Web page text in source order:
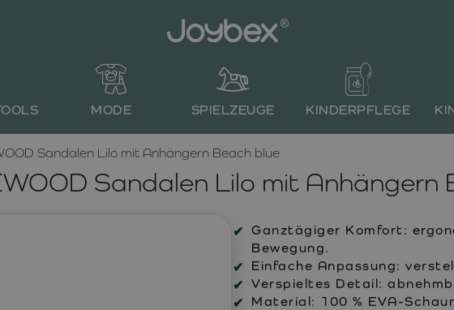
MODE SPIELZEUGE KINDERPFLEGE
Sandalen Lilo mit Anhängern
Sandalen Lilo mit Anhängern Beach blue
Ganztägiger Komfort:
Bewegung.
Einfache Anpassung:
Verspieltes Detail:
Material: 100 % EVA-